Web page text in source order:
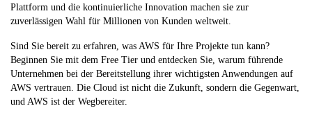
Plattform und die kontinuierliche Innovation machen sie zur
zuverlässigen Wahl für Millionen von Kunden weltweit.
Sind Sie bereit zu erfahren, was AWS für Ihre Projekte tun kann?
Beginnen Sie mit dem Free Tier und entdecken Sie, warum führende
Unternehmen bei der Bereitstellung ihrer wichtigsten Anwendungen auf
AWS vertrauen. Die Cloud ist nicht die Zukunft, sondern die Gegenwart,
und AWS ist der Wegbereiter.